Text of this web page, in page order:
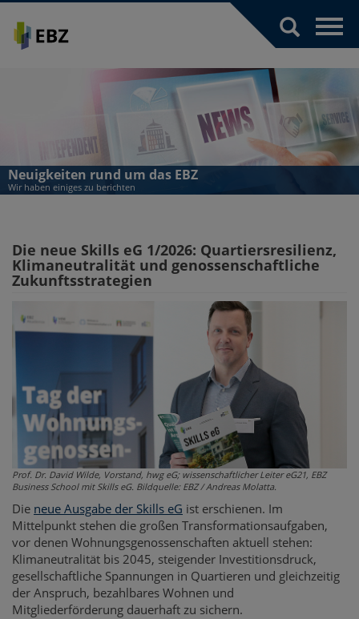
Neuigkeiten rund um das EBZ
Wir haben einiges zu berichten
Die neue Skills eG 1/2026: Quartiersresilienz,
Klimaneutralität und genossenschaftliche
Zukunftsstrategien
Prof. Dr. David Wilde, Vorstand, hwg eG; wissenschaftlicher Leiter eG21, EBZ
Business School mit Skills eG. Bildquelle: EBZ / Andreas Molatta.
Die neue Ausgabe der Skills eG ist erschienen. Im
Mittelpunkt stehen die großen Transformationsaufgaben,
vor denen Wohnungsgenossenschaften aktuell stehen:
Klimaneutralität bis 2045, steigender Investitionsdruck,
gesellschaftliche Spannungen in Quartieren und gleichzeitig
der Anspruch, bezahlbares Wohnen und
Mitgliederförderung dauerhaft zu sichern.